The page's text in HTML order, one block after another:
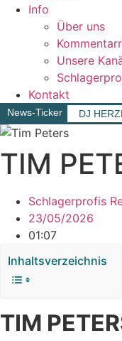
Info
Über uns
Unsere
Kontakt
News-Ticker DJ
TIM
Schlagerprofis
23/05/2026
01:07
Inhaltsverzeichnis
TIM